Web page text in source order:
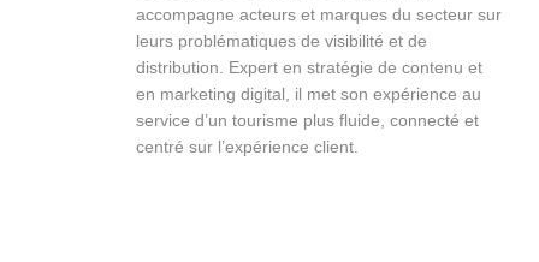
accompagne acteurs et marques du secteur sur
leurs problématiques de visibilité et de
distribution. Expert en stratégie de contenu et
en marketing digital, il met son expérience au
service d’un tourisme plus fluide, connecté et
centré sur l’expérience client.